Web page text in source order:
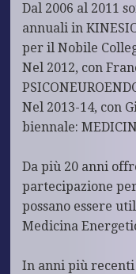
Dal 2006 al 2011
annuali in
per il Nobile
Nel 2012, con
Nel 2013-14, con
biennale:
Da più 20 anni
partecipazione
possano essere
Medicina
In anni più